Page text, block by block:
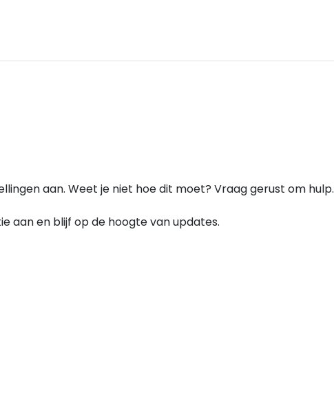
aan. Weet je niet hoe dit moet? Vraag gerust om hulp.
aan en blijf op de hoogte van updates.